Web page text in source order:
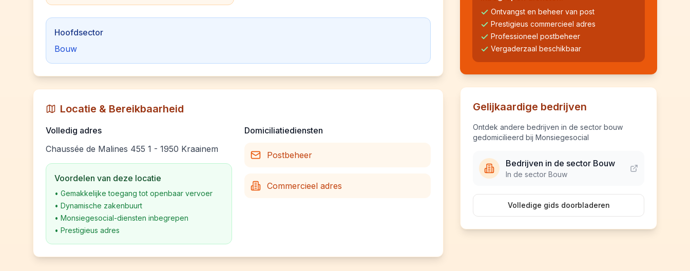
Hoofdsector
Bouw
Locatie & Bereikbaarheid
Volledig adres
Chaussée de Malines 455 1 - 1950 Kraainem
Voordelen van deze locatie
• Gemakkelijke toegang tot openbaar vervoer
• Dynamische zakenbuurt
• Monsiegesocial-diensten inbegrepen
• Prestigieus adres
Domiciliatiediensten
Postbeheer
Commercieel adres
Ontvangst en beheer van post
Prestigieus commercieel adres
Professioneel postbeheer
Vergaderzaal beschikbaar
Gelijkaardige bedrijven
Ontdek andere bedrijven in de sector bouw
gedomicilieerd bij Monsiegesocial
Bedrijven in de sector Bouw
In de sector Bouw
Volledige gids doorbladeren